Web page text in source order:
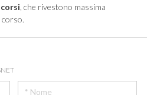
, che rivestono massima
corso.